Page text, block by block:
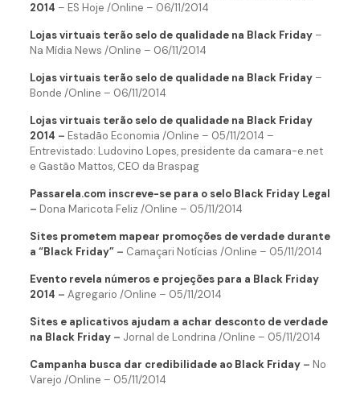
2014 – ES Hoje /Online – 06/11/2014
Lojas virtuais terão selo de qualidade na Black Friday –
Na Mídia News /Online – 06/11/2014
Lojas virtuais terão selo de qualidade na Black Friday–
Bonde /Online – 06/11/2014
Lojas virtuais terão selo de qualidade na Black Friday
2014 – Estadão Economia /Online – 05/11/2014 –
Entrevistado: Ludovino Lopes, presidente da camara-e.net
e Gastão Mattos, CEO da Braspag
Passarela.com inscreve-se para o selo Black Friday Legal
– Dona Maricota Feliz /Online – 05/11/2014
Sites prometem mapear promoções de verdade durante
a “Black Friday”– Camaçari Notícias /Online – 05/11/2014
Evento revela números e projeções para a Black Friday
2014 – Agregario /Online – 05/11/2014
Sites e aplicativos ajudam a achar desconto de verdade
na Black Friday– Jornal de Londrina /Online – 05/11/2014
Campanha busca dar credibilidade ao Black Friday– No
Varejo /Online – 05/11/2014